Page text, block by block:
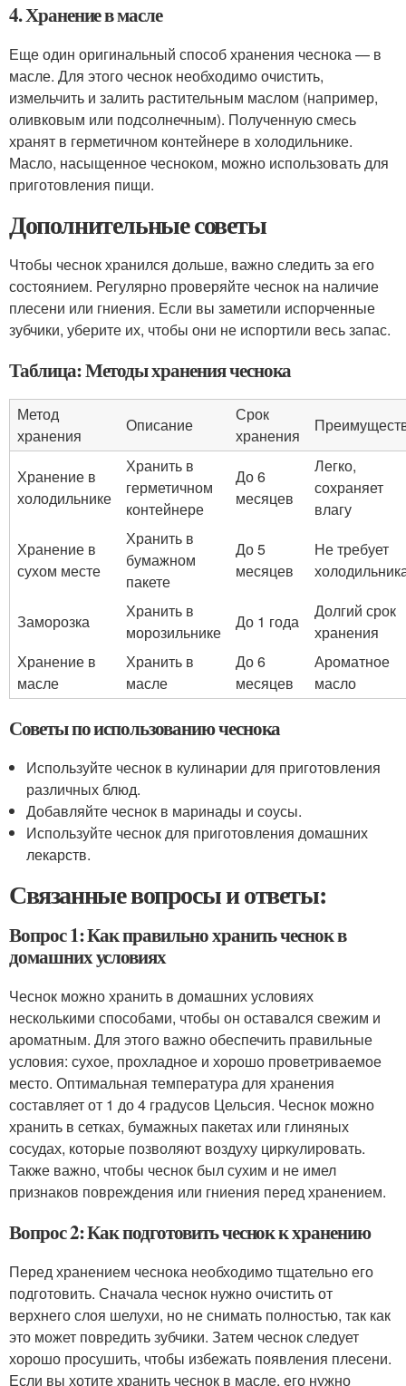
4. Хранение в масле
Еще один оригинальный способ хранения чеснока — в
масле. Для этого чеснок необходимо очистить,
измельчить и залить растительным маслом (например,
оливковым или подсолнечным). Полученную смесь
хранят в герметичном контейнере в холодильнике.
Масло, насыщенное чесноком, можно использовать для
приготовления пищи.
Дополнительные советы
Чтобы чеснок хранился дольше, важно следить за его
состоянием. Регулярно проверяйте чеснок на наличие
плесени или гниения. Если вы заметили испорченные
зубчики, уберите их, чтобы они не испортили весь запас.
Таблица: Методы хранения чеснока
Метод
хранения
Описание
Срок
хранения
Хранение в
холодильнике
Хранить в
герметичном
контейнере
До 6
месяцев
Легко,
сохраняет
влагу
Хранение в
сухом месте
Хранить в
бумажном
пакете
До 5
месяцев
Не требует
Заморозка
Хранить в
морозильнике
До 1 года
Долгий срок
хранения
Хранение в
масле
Хранить в
масле
До 6
месяцев
Ароматное
масло
Советы по использованию чеснока
Используйте чеснок в кулинарии для приготовления
различных блюд.
Добавляйте чеснок в маринады и соусы.
Используйте чеснок для приготовления домашних
лекарств.
Связанные вопросы и ответы:
Вопрос 1: Как правильно хранить чеснок в
домашних условиях
Чеснок можно хранить в домашних условиях
несколькими способами, чтобы он оставался свежим и
ароматным. Для этого важно обеспечить правильные
условия: сухое, прохладное и хорошо проветриваемое
место. Оптимальная температура для хранения
составляет от 1 до 4 градусов Цельсия. Чеснок можно
хранить в сетках, бумажных пакетах или глиняных
сосудах, которые позволяют воздуху циркулировать.
Также важно, чтобы чеснок был сухим и не имел
признаков повреждения или гниения перед хранением.
Вопрос 2: Как подготовить чеснок к хранению
Перед хранением чеснока необходимо тщательно его
подготовить. Сначала чеснок нужно очистить от
верхнего слоя шелухи, но не снимать полностью, так как
это может повредить зубчики. Затем чеснок следует
хорошо просушить, чтобы избежать появления плесени.
Если вы хотите хранить чеснок в масле, его нужно